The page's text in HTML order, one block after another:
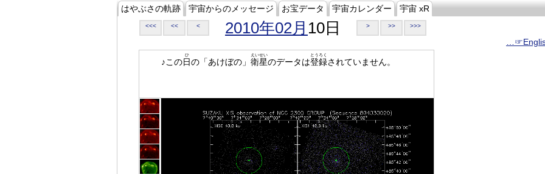
はやぶさの軌跡 宇宙からのメッセージ お宝データ 宇宙カレンダー 宇宙 xR
<<< << < 2010年02月 10日 > >> >>>
♪この日
ひ
の「あけぼの」 衛星
えいせい
のデータは登録
とうろく
されていません。